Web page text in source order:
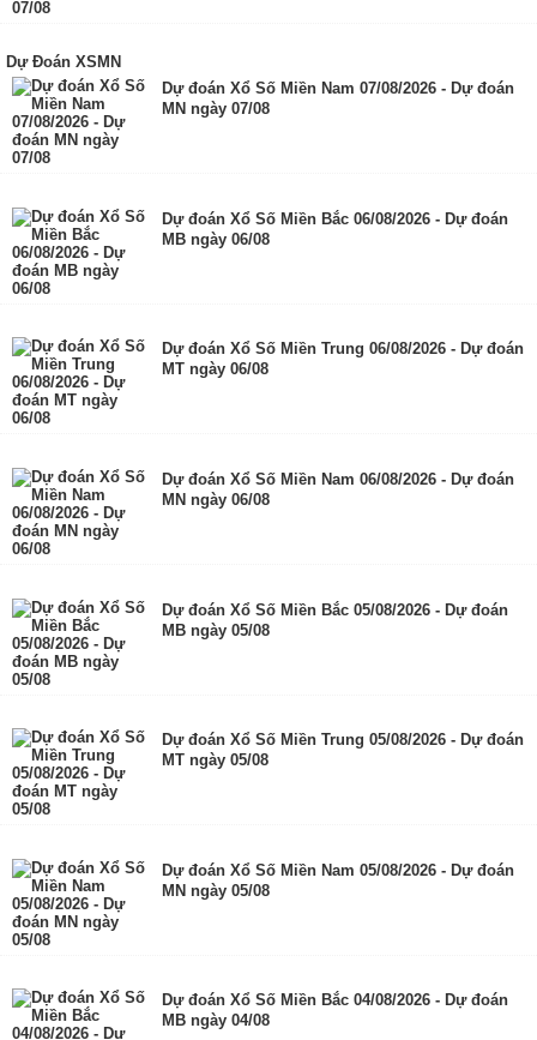
Dự Đoán XSMN
Dự đoán Xổ Số Miền Nam 07/08/2026 - Dự đoán
MN ngày 07/08
Dự đoán Xổ Số Miền Bắc 06/08/2026 - Dự đoán
MB ngày 06/08
Dự đoán Xổ Số Miền Trung 06/08/2026 - Dự đoán
MT ngày 06/08
Dự đoán Xổ Số Miền Nam 06/08/2026 - Dự đoán
MN ngày 06/08
Dự đoán Xổ Số Miền Bắc 05/08/2026 - Dự đoán
MB ngày 05/08
Dự đoán Xổ Số Miền Trung 05/08/2026 - Dự đoán
MT ngày 05/08
Dự đoán Xổ Số Miền Nam 05/08/2026 - Dự đoán
MN ngày 05/08
Dự đoán Xổ Số Miền Bắc 04/08/2026 - Dự đoán
MB ngày 04/08